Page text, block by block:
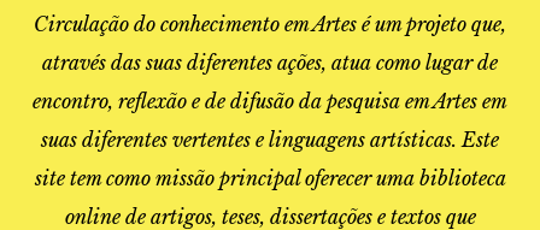
Circulação do conhecimento em Artes é um projeto que,
através das suas diferentes ações, atua como lugar de
encontro, reflexão e de difusão da pesquisa em Artes em
suas diferentes vertentes e linguagens artísticas. Este
site tem como missão principal oferecer uma biblioteca
online de artigos, teses, dissertações e textos que